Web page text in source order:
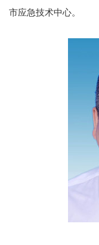
市应急技术中心。